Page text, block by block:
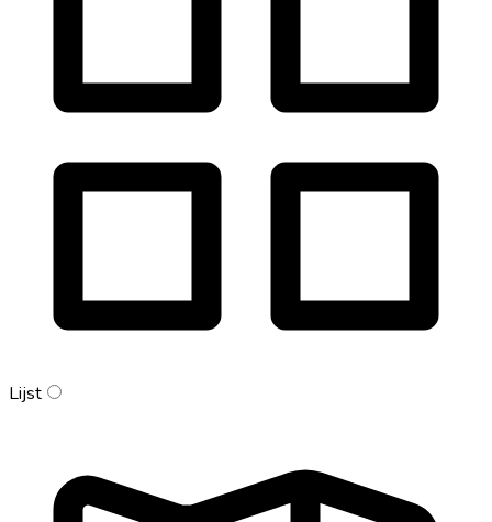
Lijst